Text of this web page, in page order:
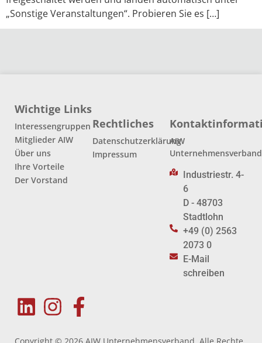
„Sonstige Veranstaltungen“. Probieren Sie es […]
Wichtige Links
Interessengruppen
Mitglieder AIW
Über uns
Ihre Vorteile
Der Vorstand
Rechtliches
Datenschutzerklärung
Impressum
AIW
Unternehmensverband
Industriestr. 4-
6
D - 48703
Stadtlohn
+49 (0) 2563
2073 0
E-Mail
schreiben